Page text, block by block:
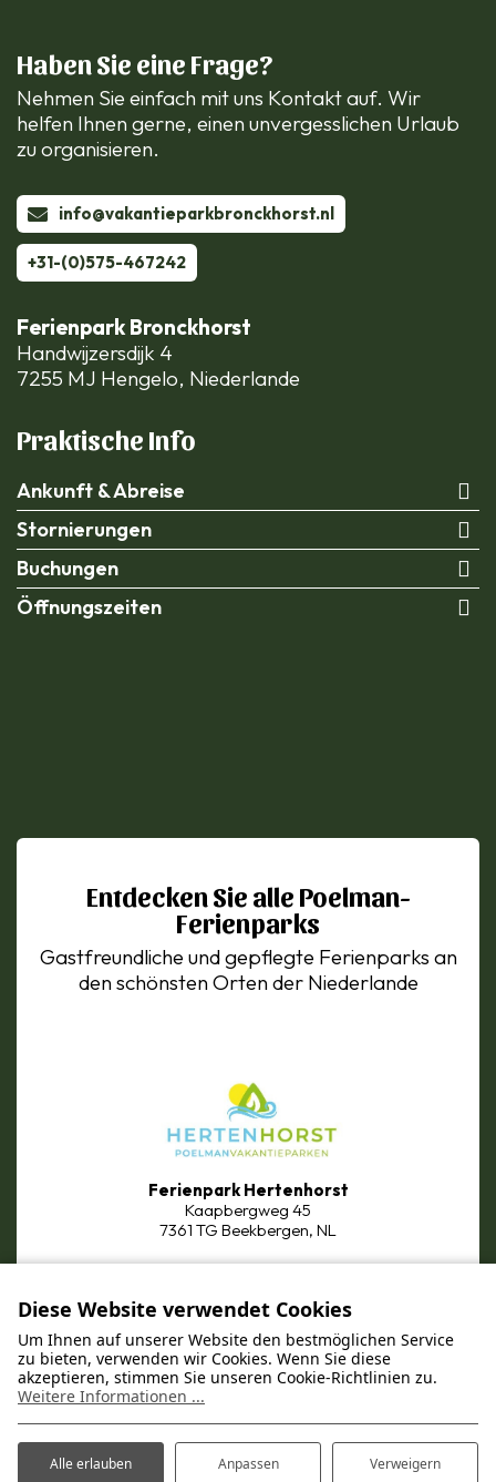
Haben Sie eine Frage?
Nehmen Sie einfach mit uns Kontakt auf. Wir
helfen Ihnen gerne, einen unvergesslichen Urlaub
zu organisieren.
info@vakantieparkbronckhorst.nl
+31-(0)575-467242
Ferienpark Bronckhorst
Handwijzersdijk 4
7255 MJ Hengelo, Niederlande
Praktische Info
Ankunft & Abreise
Stornierungen
Buchungen
Öffnungszeiten
Entdecken Sie alle Poelman-
Ferienparks
Gastfreundliche und gepflegte Ferienparks an
den schönsten Orten der Niederlande
Ferienpark Hertenhorst
Kaapbergweg 45
7361 TG Beekbergen, NL
Ferienpark Bronckhorst
Handwijzersdijk 4
7255 MJ Hengelo (Gelderland),
NL
Diese Website verwendet Cookies
Um Ihnen auf unserer Website den bestmöglichen Service
zu bieten, verwenden wir Cookies. Wenn Sie diese
akzeptieren, stimmen Sie unseren Cookie-Richtlinien zu.
Weitere Informationen ...
Alle erlauben Anpassen Verweigern